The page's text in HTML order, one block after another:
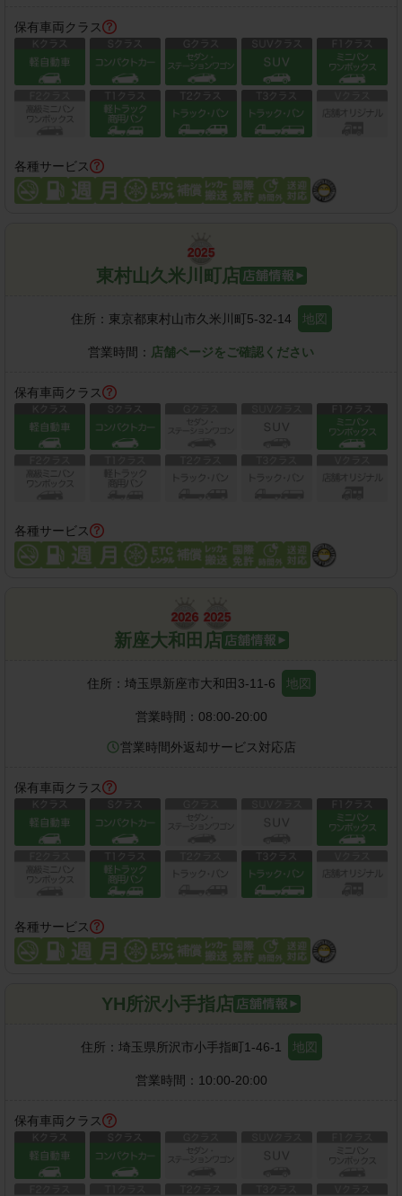
保有車両クラス
各種サービス
東村山久米川町店
住所： 東京都東村山市久米川町5-32-14 地図
営業時間： 店舗ページをご確認ください
保有車両クラス
各種サービス
新座大和田店
住所： 埼玉県新座市大和田3-11-6 地図
営業時間： 08:00-20:00
営業時間外返却サービス対応店
保有車両クラス
各種サービス
YH所沢小手指店
住所： 埼玉県所沢市小手指町1-46-1 地図
営業時間： 10:00-20:00
保有車両クラス